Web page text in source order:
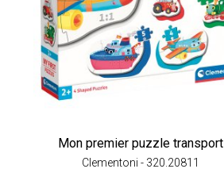
Mon premier puzzle transport
Clementoni - 320.20811